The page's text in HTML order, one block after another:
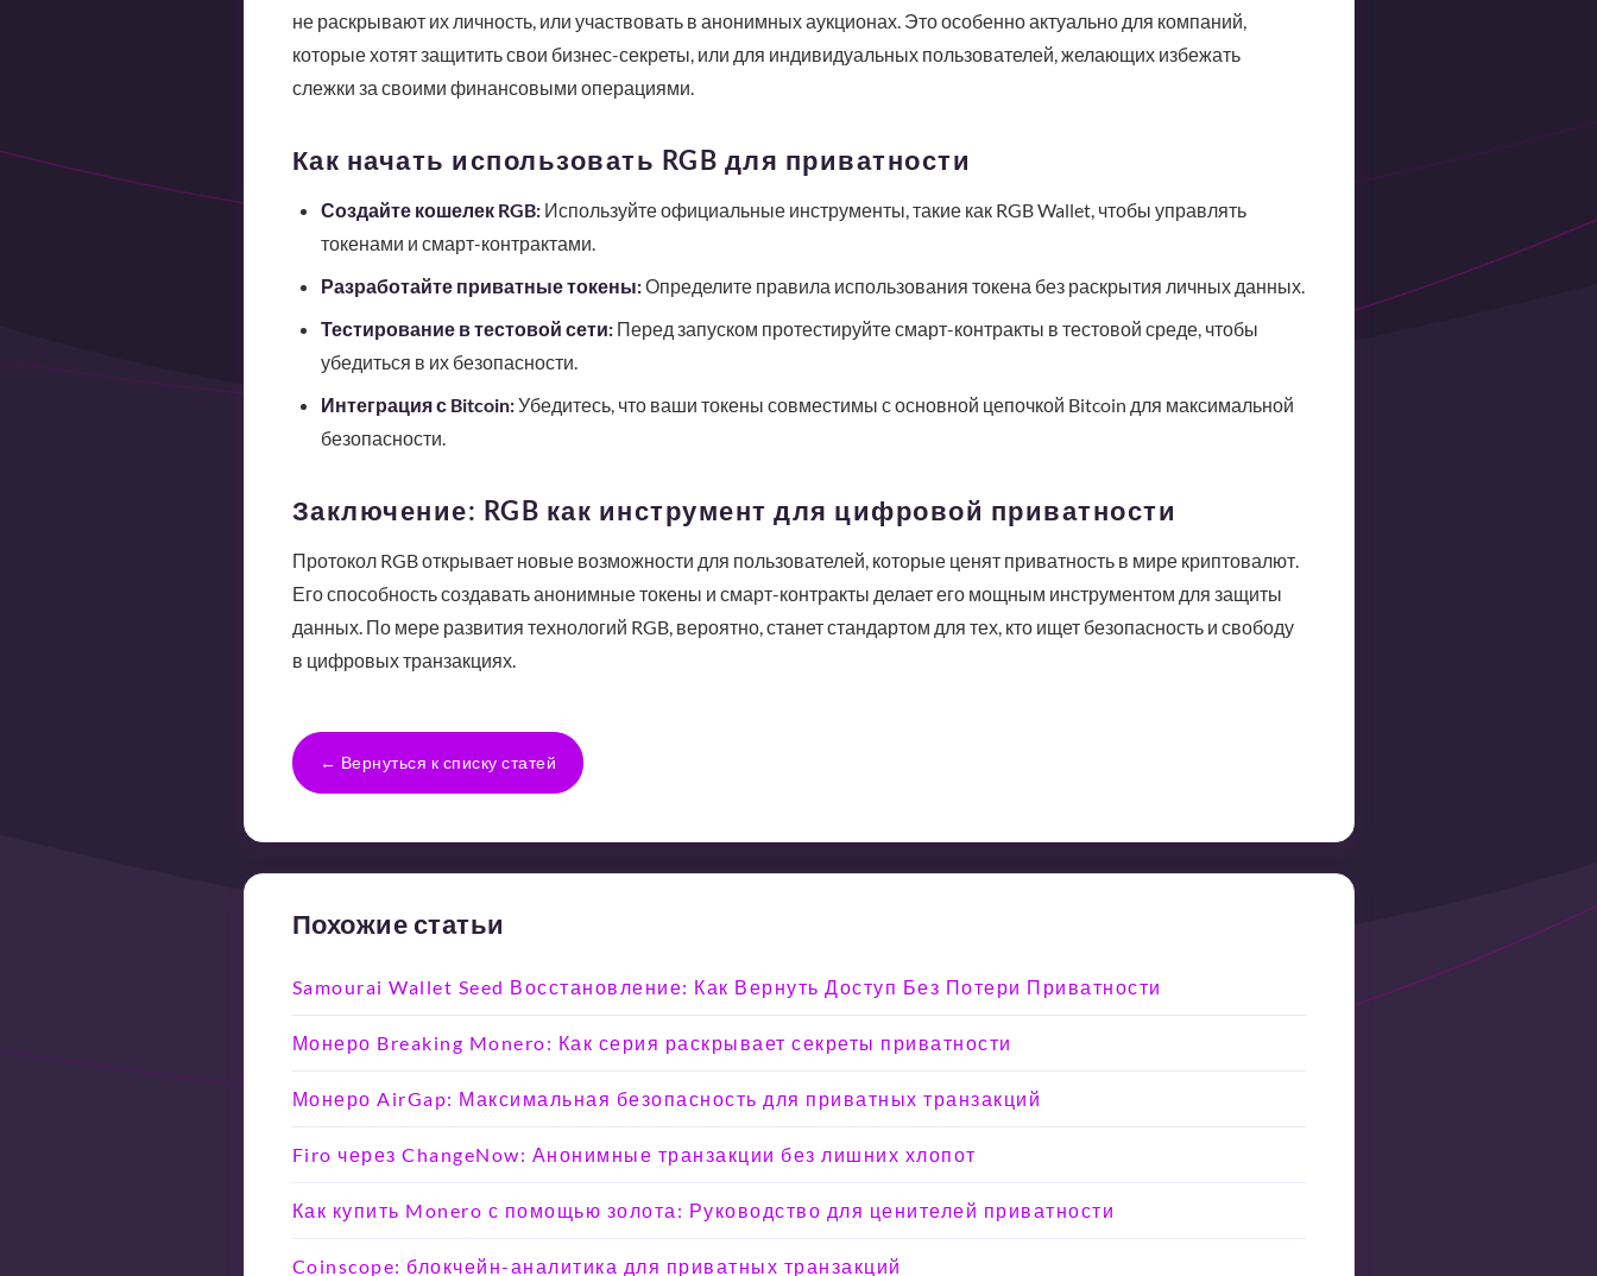
не раскрывают их личность, или участвовать в анонимных аукционах. Это особенно актуально для компаний,
которые хотят защитить свои бизнес-секреты, или для индивидуальных пользователей, желающих избежать
слежки за своими финансовыми операциями.
Как начать использовать RGB для приватности
Создайте кошелек RGB:Используйте официальные инструменты, такие как RGB Wallet, чтобы управлять
токенами и смарт-контрактами.
Разработайте приватные токены:Определите правила использования токена без раскрытия личных данных.
Тестирование в тестовой сети:Перед запуском протестируйте смарт-контракты в тестовой среде, чтобы
убедиться в их безопасности.
Интеграция с Bitcoin:Убедитесь, что ваши токены совместимы с основной цепочкой Bitcoin для максимальной
безопасности.
Заключение: RGB как инструмент для цифровой приватности
Протокол RGB открывает новые возможности для пользователей, которые ценят приватность в мире криптовалют.
Его способность создавать анонимные токены и смарт-контракты делает его мощным инструментом для защиты
данных. По мере развития технологий RGB, вероятно, станет стандартом для тех, кто ищет безопасность и свободу
в цифровых транзакциях.
← Вернуться к списку статей
Похожие статьи
Samourai Wallet Seed Восстановление: Как Вернуть Доступ Без Потери Приватности
Монеро Breaking Monero: Как серия раскрывает секреты приватности
Монеро AirGap: Максимальная безопасность для приватных транзакций
Firo через ChangeNow: Анонимные транзакции без лишних хлопот
Как купить Monero с помощью золота: Руководство для ценителей приватности
Coinscope: блокчейн-аналитика для приватных транзакций